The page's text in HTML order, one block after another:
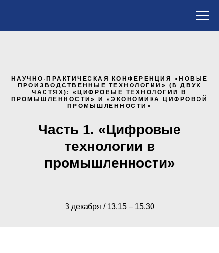
НАУЧНО-ПРАКТИЧЕСКАЯ КОНФЕРЕНЦИЯ «НОВЫЕ
ПРОИЗВОДСТВЕННЫЕ ТЕХНОЛОГИИ» (В ДВУХ
ЧАСТЯХ): «ЦИФРОВЫЕ ТЕХНОЛОГИИ В
ПРОМЫШЛЕННОСТИ» И «ЭКОНОМИКА ЦИФРОВОЙ
ПРОМЫШЛЕННОСТИ»
Часть 1. «Цифровые
технологии в
промышленности»
3 декабря / 13.15 – 15.30